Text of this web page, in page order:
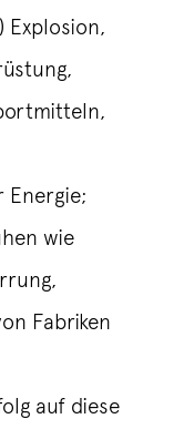
Explosion,
Energie;
wie
Fabriken
auf diese